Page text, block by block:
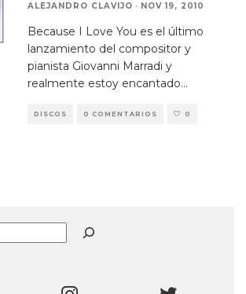
ALEJANDRO CLAVIJO · NOV 19, 2010
Because I Love You es el último
lanzamiento del compositor y
pianista Giovanni Marradi y
realmente estoy encantado...
DISCOS 0 COMENTARIOS 0